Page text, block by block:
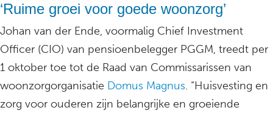
‘Ruime groei voor goede woonzorg’
Johan van der Ende, voormalig Chief Investment
Officer (CIO) van pensioenbelegger PGGM, treedt per
1 oktober toe tot de Raad van Commissarissen van
woonzorgorganisatie Domus Magnus. “Huisvesting en
zorg voor ouderen zijn belangrijke en groeiende